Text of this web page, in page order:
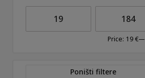
Price: 19 €—
Poništi filtere